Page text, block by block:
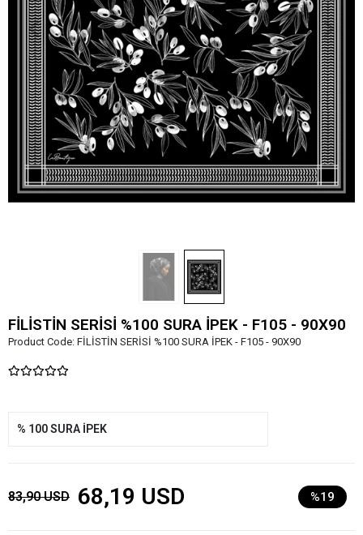
FİLİSTİN SERİSİ %100 SURA İPEK - F105 - 90X90
Product Code: FİLİSTİN SERİSİ %100 SURA İPEK - F105 - 90X90
% 100 SURA İPEK
83,90 USD 68,19 USD %19